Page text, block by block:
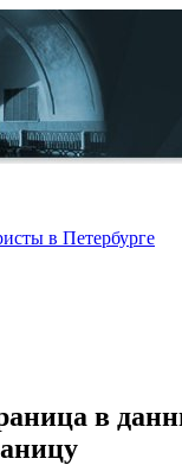
в Петербурге
в